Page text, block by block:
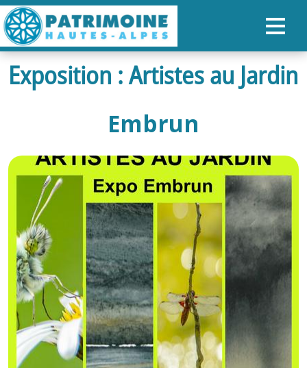
ACCUEIL
PATRIMOINE
RANDONNÉES
ORGANISER SON SÉJOUR
RECHERCHER
FR
GB
IT
Exposition : Artistes au Jardin
Embrun